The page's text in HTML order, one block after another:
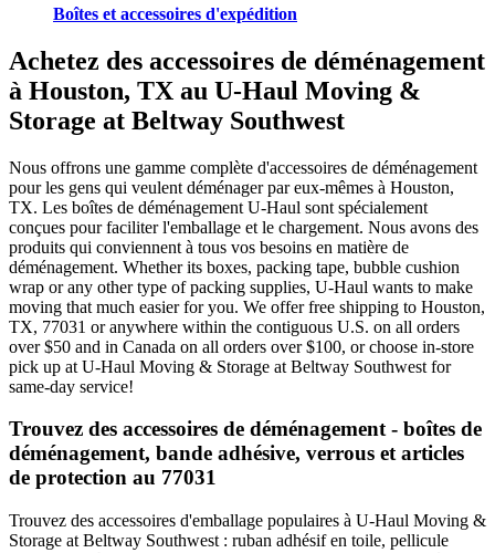
Boîtes et accessoires d'expédition
Achetez des accessoires de déménagement
à Houston, TX au U-Haul Moving &
Storage at Beltway Southwest
Nous offrons une gamme complète d'accessoires de déménagement
pour les gens qui veulent déménager par eux-mêmes à Houston,
TX. Les boîtes de déménagement U-Haul sont spécialement
conçues pour faciliter l'emballage et le chargement. Nous avons des
produits qui conviennent à tous vos besoins en matière de
déménagement. Whether its boxes, packing tape, bubble cushion
wrap or any other type of packing supplies, U-Haul wants to make
moving that much easier for you. We offer free shipping to Houston,
TX, 77031 or anywhere within the contiguous U.S. on all orders
over $50 and in Canada on all orders over $100, or choose in-store
pick up at U-Haul Moving & Storage at Beltway Southwest for
same-day service!
Trouvez des accessoires de déménagement - boîtes de
déménagement, bande adhésive, verrous et articles
de protection au 77031
Trouvez des accessoires d'emballage populaires à U-Haul Moving &
Storage at Beltway Southwest : ruban adhésif en toile, pellicule